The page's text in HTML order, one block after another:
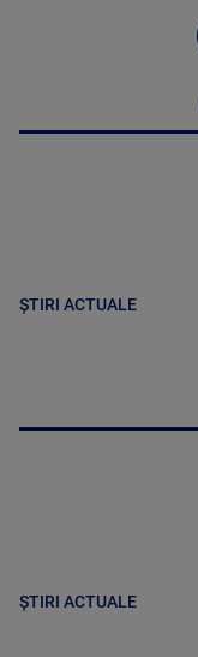
ȘTIRI ACTUALE
ȘTIRI ACTUALE